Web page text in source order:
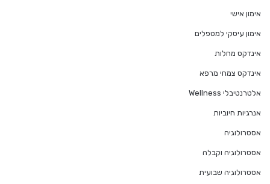
אימון אישי
אימון עיסקי למטפלים
אינדקס מחלות
אינדקס צמחי מרפא
אלטרנטיבלי Wellness
אנרגיות חיוביות
אסטרולוגיה
אסטרולוגיה וקבלה
אסטרולוגיה שבועית